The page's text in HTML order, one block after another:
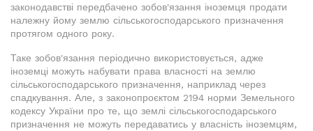
законодавстві передбачено зобов'язання іноземця продати
належну йому землю сільськогосподарського призначення
протягом одного року.
Таке зобов'язання періодично використовується, адже
іноземці можуть набувати права власності на землю
сільськогосподарського призначення, наприклад через
спадкування. Але, з законопроєктом 2194 норми Земельного
кодексу України про те, що землі сільськогосподарського
призначення не можуть передаватись у власність іноземцям,